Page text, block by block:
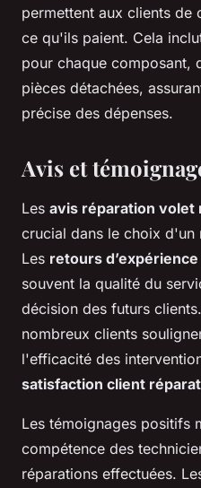
permettent aux clients de
ce qu'ils paient. Cela
pour chaque
pièces détachées,
précise des dépenses.
Avis et
Les avis réparation volet
crucial dans le choix d'un
Les retours
souvent la qualité du
décision des futurs
nombreux clients
l'efficacité des
satisfaction client
Les témoignages positifs
compétence des
réparations effectuées.